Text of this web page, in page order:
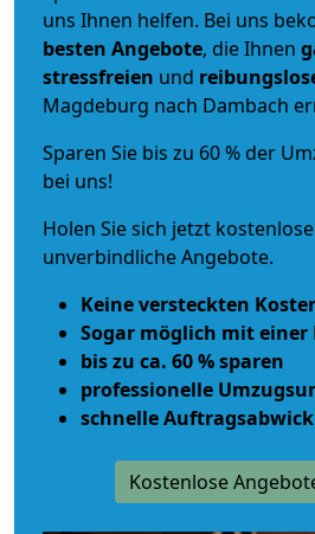
uns Ihnen helfen. Bei uns
besten Angebote, die Ihnen
stressfreien und
Magdeburg nach Dambach
Sparen Sie bis zu 60 % der
bei uns!
Holen Sie sich jetzt
unverbindliche Angebote.
Keine versteckten
Sogar möglich mit
bis zu ca. 60 % sparen
professionelle
schnelle
Kostenlose